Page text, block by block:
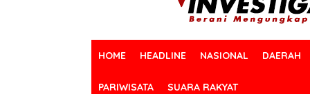
HOME HEADLINE NASIONAL DAERAH
PARIWISATA SUARA RAKYAT